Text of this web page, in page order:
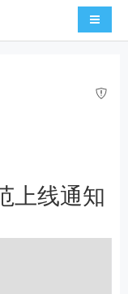
导航切
上线通知